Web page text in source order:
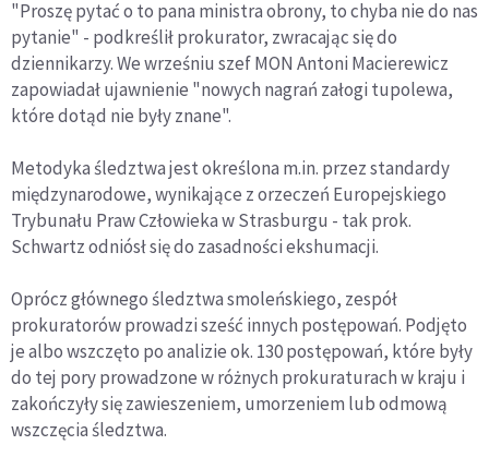
"Proszę pytać o to pana ministra obrony, to chyba nie do nas
pytanie" - podkreślił prokurator, zwracając się do
dziennikarzy. We wrześniu szef MON Antoni Macierewicz
zapowiadał ujawnienie "nowych nagrań załogi tupolewa,
które dotąd nie były znane".
Metodyka śledztwa jest określona m.in. przez standardy
międzynarodowe, wynikające z orzeczeń Europejskiego
Trybunału Praw Człowieka w Strasburgu - tak prok.
Schwartz odniósł się do zasadności ekshumacji.
Oprócz głównego śledztwa smoleńskiego, zespół
prokuratorów prowadzi sześć innych postępowań. Podjęto
je albo wszczęto po analizie ok. 130 postępowań, które były
do tej pory prowadzone w różnych prokuraturach w kraju i
zakończyły się zawieszeniem, umorzeniem lub odmową
wszczęcia śledztwa.